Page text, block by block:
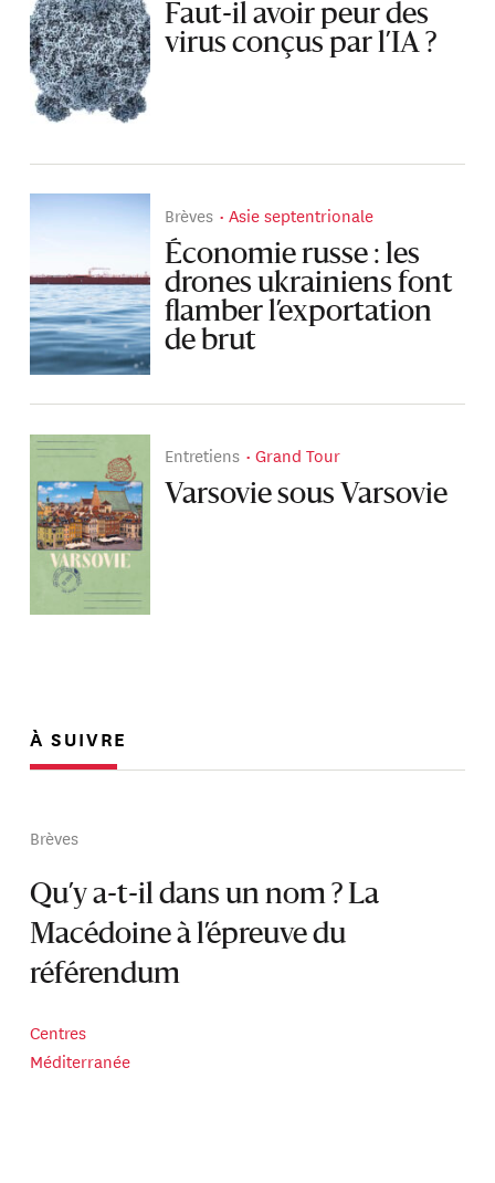
Faut-il avoir peur des
virus conçus par l’IA ?
Brèves Asie septentrionale
Économie russe : les
drones ukrainiens font
flamber l’exportation
de brut
Entretiens Grand Tour
Varsovie sous Varsovie
À SUIVRE
Brèves
Qu’y a-t-il dans un nom ? La
Macédoine à l’épreuve du
référendum
Centres
Méditerranée